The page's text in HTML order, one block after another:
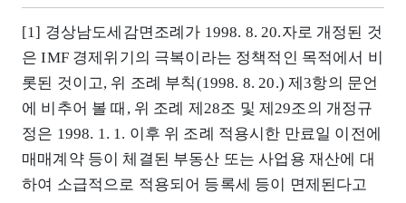
[1] 경상남도세감면조례가 1998. 8. 20.자로 개정된 것
은 IMF 경제위기의 극복이라는 정책적인 목적에서 비
롯된 것이고, 위 조례 부칙(1998. 8. 20.) 제3항의 문언
에 비추어 볼 때, 위 조례 제28조 및 제29조의 개정규
정은 1998. 1. 1. 이후 위 조례 적용시한 만료일 이전에
매매계약 등이 체결된 부동산 또는 사업용 재산에 대
하여 소급적으로 적용되어 등록세 등이 면제된다고